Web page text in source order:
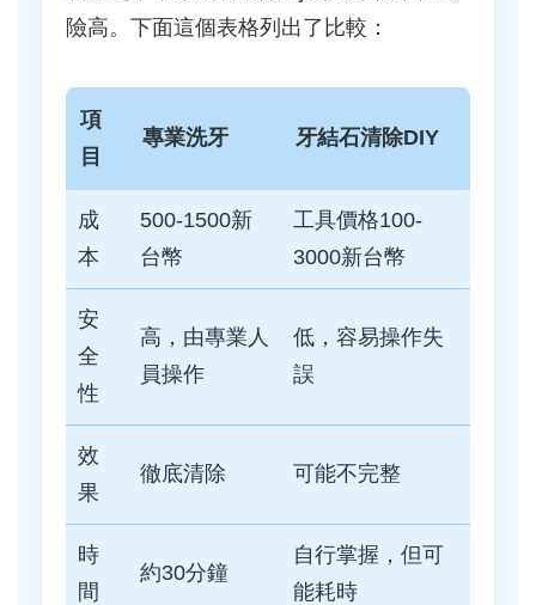
險高。下面這個表格列出了比較：
項
目
專業洗牙 牙結石清除DIY
成
本
500-1500新
台幣
工具價格100-
3000新台幣
安
全
性
高，由專業人
員操作
低，容易操作失
誤
效
果
徹底清除 可能不完整
時
間
約30分鐘
自行掌握，但可
能耗時